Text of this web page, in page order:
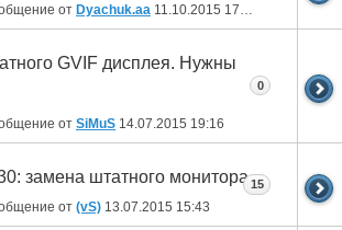
от Dyachuk.aa 11.10.2015 17:00
GVIF дисплея. Нужны
от SiMuS 14.07.2015 19:16
0
замена штатного монитора
от (vS) 13.07.2015 15:43
15